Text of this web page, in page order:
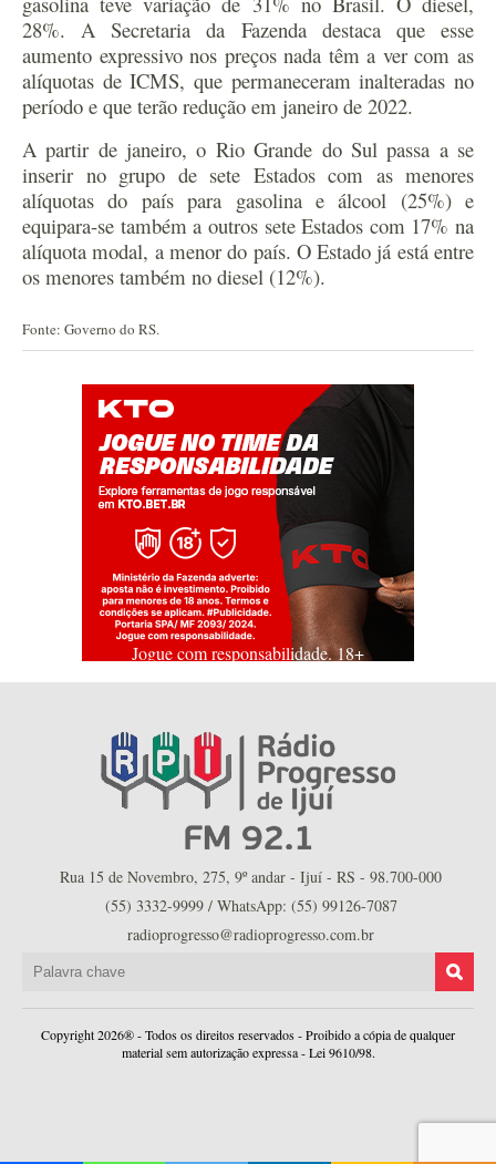
28%. A Secretaria da Fazenda destaca que esse
aumento expressivo nos preços nada têm a ver com as
alíquotas de ICMS, que permaneceram inalteradas no
período e que terão redução em janeiro de 2022.
A partir de janeiro, o Rio Grande do Sul passa a se
inserir no grupo de sete Estados com as menores
alíquotas do país para gasolina e álcool (25%) e
equipara-se também a outros sete Estados com 17% na
alíquota modal, a menor do país. O Estado já está entre
os menores também no diesel (12%).
Fonte: Governo do RS.
Jogue com responsabilidade. 18+
Rua 15 de Novembro, 275, 9º andar - Ijuí - RS - 98.700-000
(55) 3332-9999 / WhatsApp: (55) 99126-7087
radioprogresso@radioprogresso.com.br
Copyright 2026® - Todos os direitos reservados - Proibido a cópia de qualquer
material sem autorização expressa - Lei 9610/98.